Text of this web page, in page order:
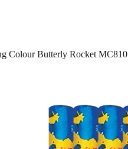
Colour Butterly Rocket MC810